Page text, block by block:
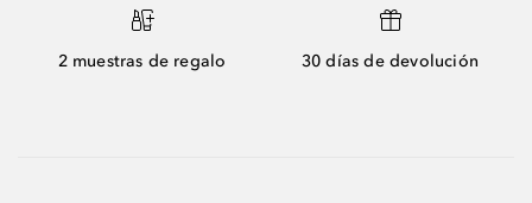
2 muestras de regalo 30 días de devolución